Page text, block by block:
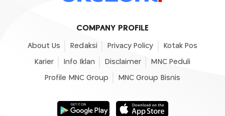
COMPANY PROFILE
About Us Redaksi Privacy Policy Kotak Pos
Karier Info Iklan Disclaimer MNC Peduli
Profile MNC Group MNC Group Bisnis